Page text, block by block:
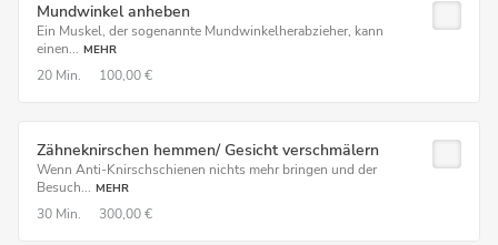
Mundwinkel anheben
Ein Muskel, der sogenannte Mundwinkelherabzieher, kann
einen... MEHR
20 Min. 100,00 €
Zähneknirschen hemmen/ Gesicht verschmälern
Wenn Anti-Knirschschienen nichts mehr bringen und der
Besuch... MEHR
30 Min. 300,00 €